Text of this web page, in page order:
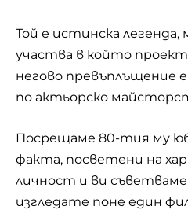
Той е истинска легенда,
участва в който проект
негово превъплъщение
по актьорско
Посрещаме 80-тия му
факта, посветени на
личност и ви
изгледате поне един